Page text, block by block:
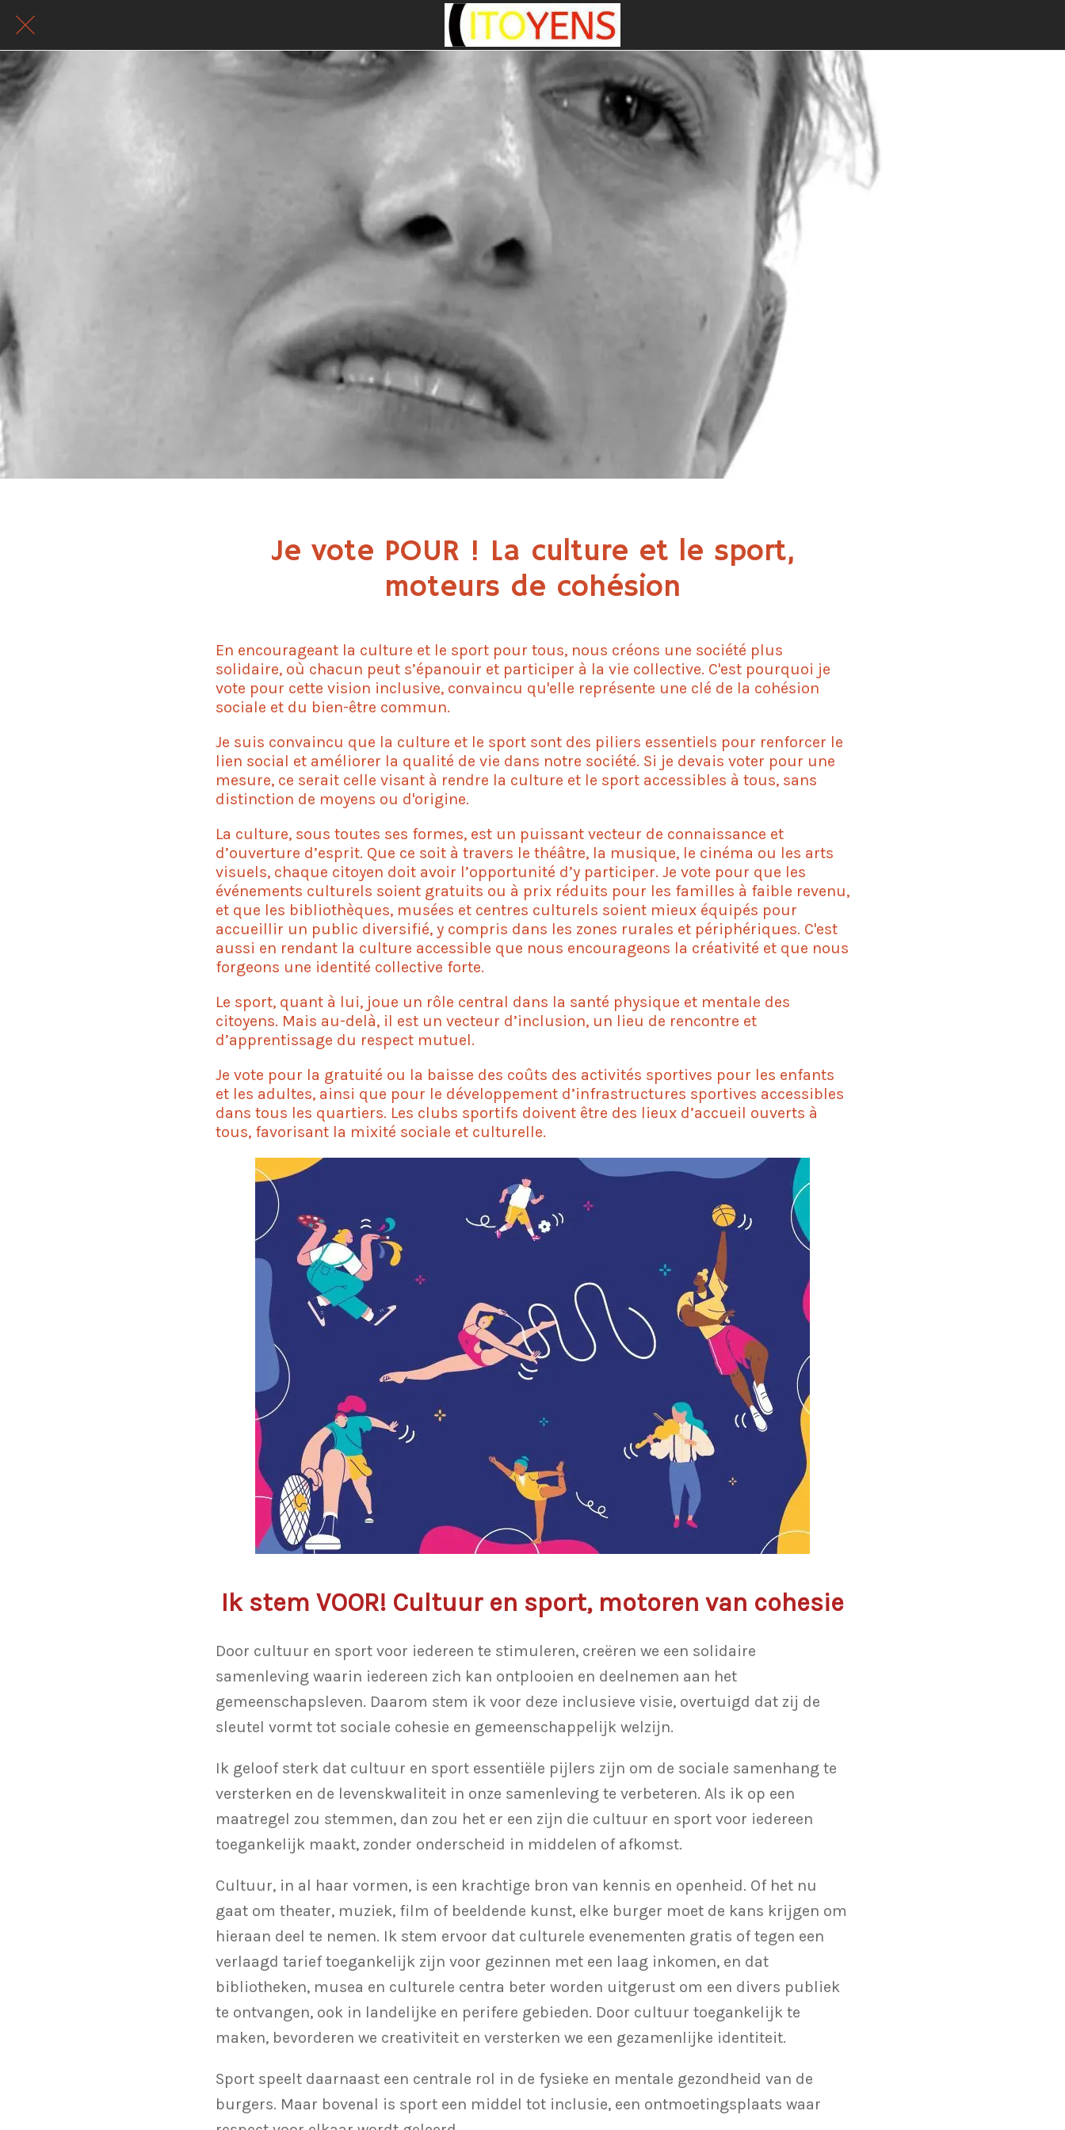
Je vote POUR ! La culture et le sport,
moteurs de cohésion
En encourageant la culture et le sport pour tous, nous créons une société plus
solidaire, où chacun peut s’épanouir et participer à la vie collective. C'est pourquoi je
vote pour cette vision inclusive, convaincu qu'elle représente une clé de la cohésion
sociale et du bien-être commun.
Je suis convaincu que la culture et le sport sont des piliers essentiels pour renforcer le
lien social et améliorer la qualité de vie dans notre société. Si je devais voter pour une
mesure, ce serait celle visant à rendre la culture et le sport accessibles à tous, sans
distinction de moyens ou d'origine.
La culture, sous toutes ses formes, est un puissant vecteur de connaissance et
d’ouverture d’esprit. Que ce soit à travers le théâtre, la musique, le cinéma ou les arts
visuels, chaque citoyen doit avoir l’opportunité d’y participer. Je vote pour que les
événements culturels soient gratuits ou à prix réduits pour les familles à faible revenu,
et que les bibliothèques, musées et centres culturels soient mieux équipés pour
accueillir un public diversifié, y compris dans les zones rurales et périphériques. C'est
aussi en rendant la culture accessible que nous encourageons la créativité et que nous
forgeons une identité collective forte.
Le sport, quant à lui, joue un rôle central dans la santé physique et mentale des
citoyens. Mais au-delà, il est un vecteur d’inclusion, un lieu de rencontre et
d’apprentissage du respect mutuel.
Je vote pour la gratuité ou la baisse des coûts des activités sportives pour les enfants
et les adultes, ainsi que pour le développement d’infrastructures sportives accessibles
dans tous les quartiers. Les clubs sportifs doivent être des lieux d’accueil ouverts à
tous, favorisant la mixité sociale et culturelle.
Ik stem VOOR! Cultuur en sport, motoren van cohesie
Door cultuur en sport voor iedereen te stimuleren, creëren we een solidaire
samenleving waarin iedereen zich kan ontplooien en deelnemen aan het
gemeenschapsleven. Daarom stem ik voor deze inclusieve visie, overtuigd dat zij de
sleutel vormt tot sociale cohesie en gemeenschappelijk welzijn.
Ik geloof sterk dat cultuur en sport essentiële pijlers zijn om de sociale samenhang te
versterken en de levenskwaliteit in onze samenleving te verbeteren. Als ik op een
maatregel zou stemmen, dan zou het er een zijn die cultuur en sport voor iedereen
toegankelijk maakt, zonder onderscheid in middelen of afkomst.
Cultuur, in al haar vormen, is een krachtige bron van kennis en openheid. Of het nu
gaat om theater, muziek, film of beeldende kunst, elke burger moet de kans krijgen om
hieraan deel te nemen. Ik stem ervoor dat culturele evenementen gratis of tegen een
verlaagd tarief toegankelijk zijn voor gezinnen met een laag inkomen, en dat
bibliotheken, musea en culturele centra beter worden uitgerust om een divers publiek
te ontvangen, ook in landelijke en perifere gebieden. Door cultuur toegankelijk te
maken, bevorderen we creativiteit en versterken we een gezamenlijke identiteit.
Sport speelt daarnaast een centrale rol in de fysieke en mentale gezondheid van de
burgers. Maar bovenal is sport een middel tot inclusie, een ontmoetingsplaats waar